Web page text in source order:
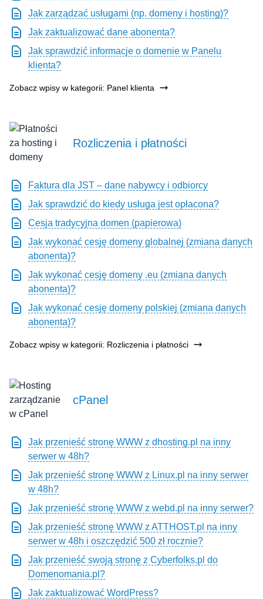
Jak zarządzać usługami (np. domeny i hosting)?
Jak zaktualizować dane abonenta?
Jak sprawdzić informacje o domenie w Panelu
klienta?
Zobacz wpisy w kategorii: Panel klienta
Rozliczenia i płatności
Faktura dla JST – dane nabywcy i odbiorcy
Jak sprawdzić do kiedy usługa jest opłacona?
Cesja tradycyjna domen (papierowa)
Jak wykonać cesję domeny globalnej (zmiana danych
abonenta)?
Jak wykonać cesję domeny .eu (zmiana danych
abonenta)?
Jak wykonać cesję domeny polskiej (zmiana danych
abonenta)?
Zobacz wpisy w kategorii: Rozliczenia i płatności
cPanel
Jak przenieść stronę WWW z dhosting.pl na inny
serwer w 48h?
Jak przenieść stronę WWW z Linux.pl na inny serwer
w 48h?
Jak przenieść stronę WWW z webd.pl na inny serwer?
Jak przenieść stronę WWW z ATTHOST.pl na inny
serwer w 48h i oszczędzić 500 zł rocznie?
Jak przenieść swoją stronę z Cyberfolks.pl do
Domenomania.pl?
Jak zaktualizować WordPress?